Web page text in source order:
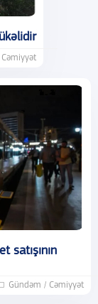
satışının
Gündəm / Cəmiyyət